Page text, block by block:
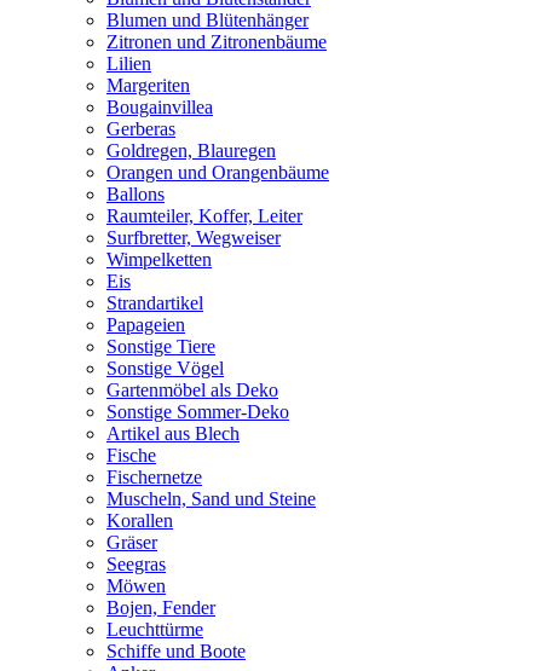
Blumen und Blütenhänger
Zitronen und Zitronenbäume
Lilien
Margeriten
Bougainvillea
Gerberas
Goldregen, Blauregen
Orangen und Orangenbäume
Ballons
Raumteiler, Koffer, Leiter
Surfbretter, Wegweiser
Wimpelketten
Eis
Strandartikel
Papageien
Sonstige Tiere
Sonstige Vögel
Gartenmöbel als Deko
Sonstige Sommer-Deko
Artikel aus Blech
Fische
Fischernetze
Muscheln, Sand und Steine
Korallen
Gräser
Seegras
Möwen
Bojen, Fender
Leuchttürme
Schiffe und Boote